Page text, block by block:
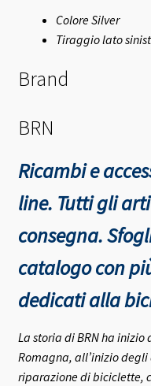
Colore Silver
Tiraggio lato
Brand
BRN
Ricambi e
line. Tutti gli
consegna.
catalogo con
dedicati alla
La storia di BRN ha
Romagna, all’inizio degli
riparazione di biciclette,